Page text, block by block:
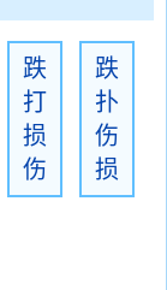
跌
打
损
伤
跌
扑
伤
损